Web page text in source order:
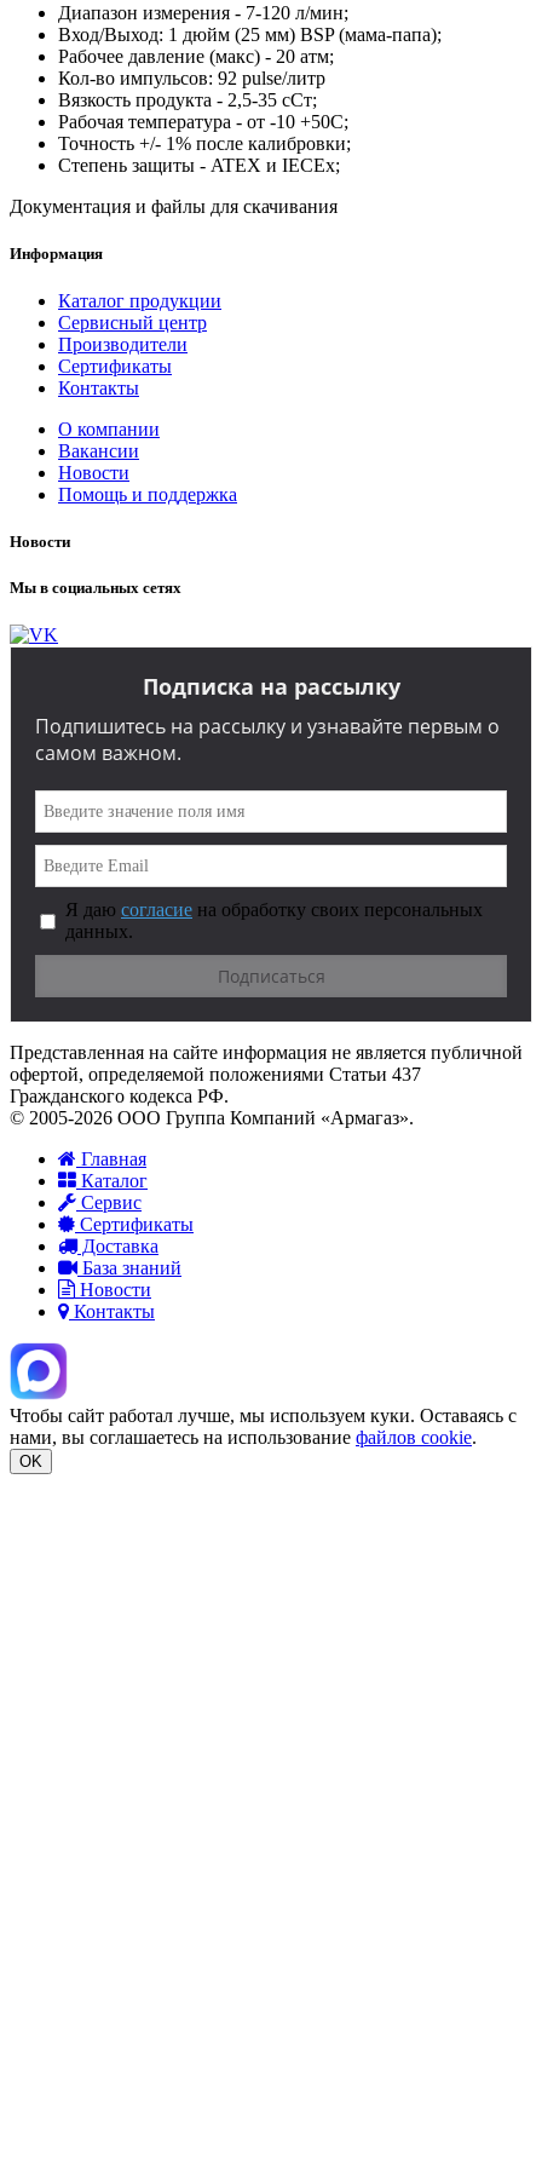
Диапазон измерения - 7-120 л/мин;
Вход/Выход: 1 дюйм (25 мм) BSP (мама-папа);
Рабочее давление (макс) - 20 атм;
Кол-во импульсов: 92 pulse/литр
Вязкость продукта - 2,5-35 сСт;
Рабочая температура - от -10 +50С;
Точность +/- 1% после калибровки;
Степень защиты - ATEX и IECEx;
Документация и файлы для скачивания
Информация
Каталог продукции
Сервисный центр
Производители
Сертификаты
Контакты
О компании
Вакансии
Новости
Помощь и поддержка
Новости
Мы в социальных сетях
Подписка на рассылку
Подпишитесь на рассылку и узнавайте первым о
самом важном.
Я даю согласие на обработку своих персональных
данных.
Представленная на сайте информация не является публичной
офертой, определяемой положениями Статьи 437
Гражданского кодекса РФ.
© 2005-2026 ООО Группа Компаний «Армагаз».
Главная
Каталог
Сервис
Сертификаты
Доставка
База знаний
Новости
Контакты
Чтобы сайт работал лучше, мы используем куки. Оставаясь с
нами, вы соглашаетесь на использование файлов cookie.
OK